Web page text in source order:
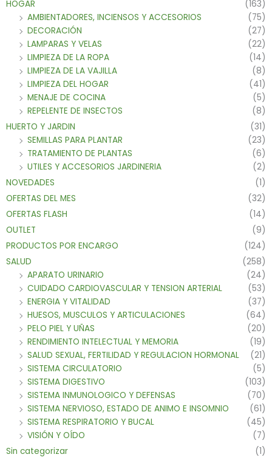
HOGAR
(163)
AMBIENTADORES, INCIENSOS Y ACCESORIOS
(75)
DECORACIÓN
(27)
LAMPARAS Y VELAS
(22)
LIMPIEZA DE LA ROPA
(14)
LIMPIEZA DE LA VAJILLA
(8)
LIMPIEZA DEL HOGAR
(41)
MENAJE DE COCINA
(5)
REPELENTE DE INSECTOS
(8)
HUERTO Y JARDIN
(31)
SEMILLAS PARA PLANTAR
(23)
TRATAMIENTO DE PLANTAS
(6)
UTILES Y ACCESORIOS JARDINERIA
(2)
NOVEDADES
(1)
OFERTAS DEL MES
(32)
OFERTAS FLASH
(14)
OUTLET
(9)
PRODUCTOS POR ENCARGO
(124)
SALUD
(258)
APARATO URINARIO
(24)
CUIDADO CARDIOVASCULAR Y TENSION ARTERIAL
(53)
ENERGIA Y VITALIDAD
(37)
HUESOS, MUSCULOS Y ARTICULACIONES
(64)
PELO PIEL Y UÑAS
(20)
RENDIMIENTO INTELECTUAL Y MEMORIA
(19)
SALUD SEXUAL, FERTILIDAD Y REGULACION HORMONAL
(21)
SISTEMA CIRCULATORIO
(5)
SISTEMA DIGESTIVO
(103)
SISTEMA INMUNOLOGICO Y DEFENSAS
(70)
SISTEMA NERVIOSO, ESTADO DE ANIMO E INSOMNIO
(61)
SISTEMA RESPIRATORIO Y BUCAL
(45)
VISIÓN Y OÍDO
(7)
Sin categorizar
(1)